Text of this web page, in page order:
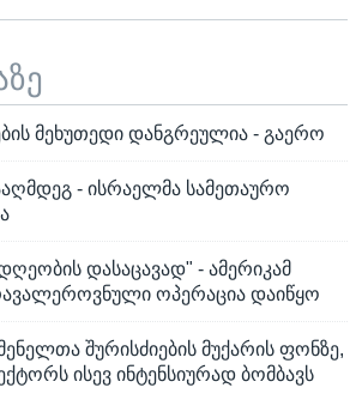
მეხუთედი დანგრეულია - გაერო
- ისრაელმა სამეთაურო
დასაცავად" - ამერიკამ
ოპერაცია დაიწყო
შურისძიების მუქარის ფონზე,
ისევ ინტენსიურად ბომბავს